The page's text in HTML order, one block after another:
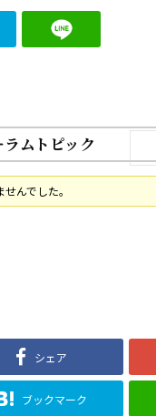
ムトピック
んでした。
シェア
ブックマーク